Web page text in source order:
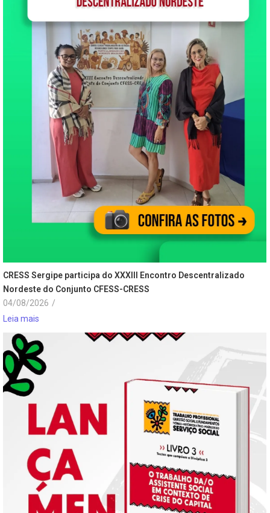
CRESS Sergipe participa do XXXIII Encontro Descentralizado
Nordeste do Conjunto CFESS-CRESS
04/08/2026 /
Leia mais